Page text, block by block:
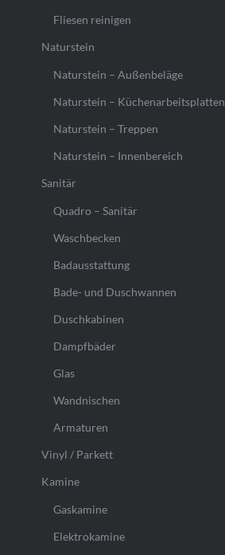
Fliesen reinigen
Naturstein
Naturstein – Außenbeläge
Naturstein – Küchenarbeitsplatten
Naturstein – Treppen
Naturstein – Innenbereich
Sanitär
Quadro – Sanitär
Waschbecken
Badausstattung
Bade- und Duschwannen
Duschkabinen
Dampfbäder
Glas
Wandnischen
Armaturen
Vinyl / Parkett
Kamine
Gaskamine
Elektrokamine